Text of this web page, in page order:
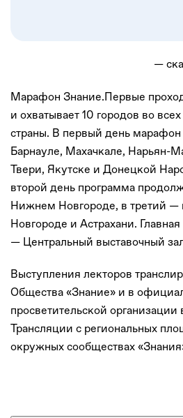
—
Марафон Знание.Первые
и охватывает 10 городов во
страны. В первый день марафон
Барнауле, Махачкале, Нарьян-
Твери, Якутске и Донецкой
второй день программа
Нижнем Новгороде, в третий
Новгороде и Астрахани.
— Центральный выставочный
Выступления лекторов
Общества «Знание» и в
просветительской организации
Трансляции с региональных
окружных сообществах